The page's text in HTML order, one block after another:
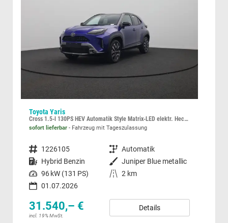
Toyota Yaris
Cross 1.5-l 130PS HEV Automatik Style Matrix-LED elektr. Heckklappe Sitzheizung Lenkradheizung Klimaautomatik Navi Bluetooth wireless Apple CarPlay + Android Auto ACC PDC v+h Rückf.Kamera 18"LM
sofort lieferbar Fahrzeug mit Tageszulassung
Fahrzeugnummer 1226105 Getriebe Automatik
Kraftstoff Hybrid Benzin Außenfarbe Juniper Blue metallic
Leistung 96 kW (131 PS) Kilometerstand 2 km
01.07.2026
31.540,– €
incl. 19% MwSt.
Details